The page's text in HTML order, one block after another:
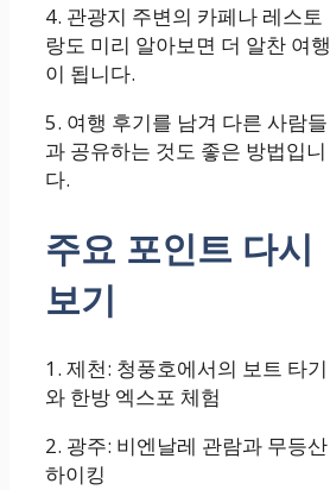
4. 관광지 주변의 카페나 레스토
랑도 미리 알아보면 더 알찬 여행
이 됩니다.
5. 여행 후기를 남겨 다른 사람들
과 공유하는 것도 좋은 방법입니
다.
주요 포인트 다시
보기
1. 제천: 청풍호에서의 보트 타기
와 한방 엑스포 체험
2. 광주: 비엔날레 관람과 무등산
하이킹